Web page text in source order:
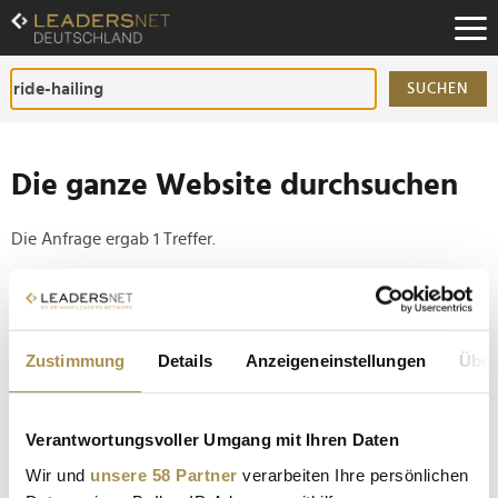
Zustimmung Details Anzeigeneinstellungen
Verantwortungsvoller Umgang mit Ihren Daten
Wir und unsere 58 Partner verarbeiten Ihre persönlichen
Zum
Inhalt
Zur
Fußzeilen-
Navigation
SUCHEN
Die ganze Website durchsuchen
Die Anfrage ergab 1 Treffer.
Tipp
Setzen Sie die gesuchten Wörter zwischen
Anführungszeichen: zb "Vorname Nachname".
Musk kündigt Tesla Robotaxis noch für diesen
Monat an